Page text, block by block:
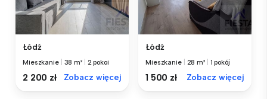
Łódź
Mieszkanie 38 m² 2 pokoi
2 200 zł Zobacz więcej
Łódź
Mieszkanie 28 m² 1 pokój
1 500 zł Zobacz więcej